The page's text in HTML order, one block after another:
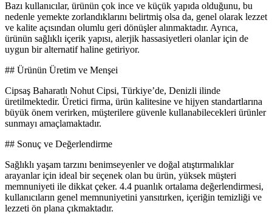
Bazı kullanıcılar, ürünün çok ince ve küçük yapıda olduğunu, bu
nedenle yemekte zorlandıklarını belirtmiş olsa da, genel olarak lezzet
ve kalite açısından olumlu geri dönüşler alınmaktadır. Ayrıca,
ürünün sağlıklı içerik yapısı, alerjik hassasiyetleri olanlar için de
uygun bir alternatif haline getiriyor.
## Ürünün Üretim ve Menşei
Cipsaş Baharatlı Nohut Cipsi, Türkiye’de, Denizli ilinde
üretilmektedir. Üretici firma, ürün kalitesine ve hijyen standartlarına
büyük önem verirken, müşterilere güvenle kullanabilecekleri ürünler
sunmayı amaçlamaktadır.
## Sonuç ve Değerlendirme
Sağlıklı yaşam tarzını benimseyenler ve doğal atıştırmalıklar
arayanlar için ideal bir seçenek olan bu ürün, yüksek müşteri
memnuniyeti ile dikkat çeker. 4.4 puanlık ortalama değerlendirmesi,
kullanıcıların genel memnuniyetini yansıtırken, içeriğin temizliği ve
lezzeti ön plana çıkmaktadır.